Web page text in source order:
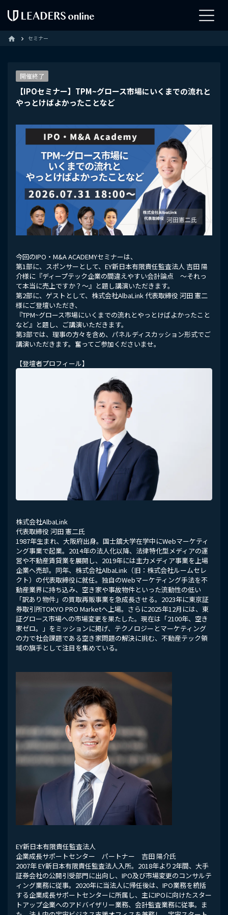
home セミナー
開催終了
【IPOセミナー】TPM~グロース市場にいくまでの流れと
やっとけばよかったことなど
今回のIPO・M&A ACADEMYセミナーは、
第1部に、スポンサーとして、EY新日本有限責任監査法人 吉田 陽
介様に『ディープテック企業の間違えやすい会計論点 ～それっ
て本当に売上ですか？～』と題し講演いただきます。
第2部に、ゲストとして、株式会社AlbaLink 代表取締役 河田 憲二
様にご登壇いただき、
『TPM~グロース市場にいくまでの流れとやっとけばよかったこと
など』と題し、ご講演いただきます。
第3部では、理事の方々を含め、パネルディスカッション形式でご
講演いただきます。奮ってご参加くださいませ。
【登壇者プロフィール】
株式会社AlbaLink
代表取締役 河田 憲二氏
1987年生まれ、大阪府出身。国士舘大学在学中にWebマーケティ
ング事業で起業。2014年の法人化以降、法律特化型メディアの運
営や不動産賃貸業を展開し、2019年には主力メディア事業を上場
企業へ売却。同年、株式会社AlbaLink（旧：株式会社ルームセレ
クト）の代表取締役に就任。独自のWebマーケティング手法を不
動産業界に持ち込み、空き家や事故物件といった流動性の低い
「訳あり物件」の買取再販事業を急成長させる。2023年に東京証
券取引所TOKYO PRO Marketへ上場。さらに2025年12月には、東
証グロース市場への市場変更を果たした。現在は「2100年、空き
家ゼロ。」をミッションに掲げ、テクノロジーとマーケティング
の力で社会課題である空き家問題の解決に挑む、不動産テック領
域の旗手として注目を集めている。
EY新日本有限責任監査法人
企業成長サポートセンター パートナー 吉田 陽介氏
2007年 EY新日本有限責任監査法人入所。2018年より2年間、大手
証券会社の公開引受部門に出向し、IPO及び市場変更のコンサルテ
ィング業務に従事。2020年に当法人に帰任後は、IPO業務を統括
する企業成長サポートセンターに所属し、主にIPOに向けたスター
トアップ企業へのアドバイザリー業務、会計監査業務に従事。ま